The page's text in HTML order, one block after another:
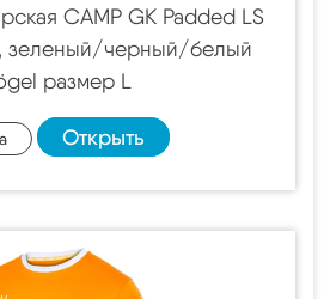
CAMP GK Padded LS
зеленый/черный/белый
размер L
Открыть